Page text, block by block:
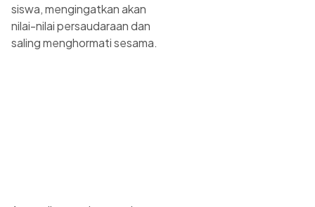
siswa, mengingatkan akan
nilai-nilai persaudaraan dan
saling menghormati sesama.